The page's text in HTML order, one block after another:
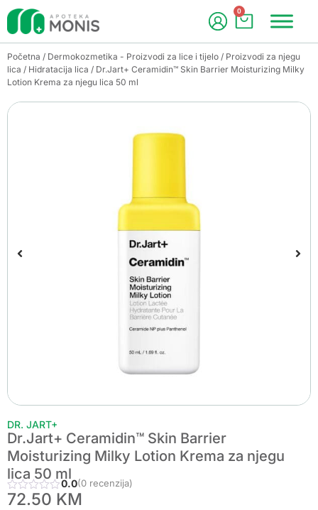
0
Početna / Dermokozmetika - Proizvodi za lice i tijelo / Proizvodi za njegu
lica / Hidratacija lica / Dr.Jart+ Ceramidin™ Skin Barrier Moisturizing Milky
Lotion Krema za njegu lica 50 ml
DR. JART+
Dr.Jart+ Ceramidin™ Skin Barrier
Moisturizing Milky Lotion Krema za njegu
lica 50 ml
0.0(0 recenzija)
72.50 KM